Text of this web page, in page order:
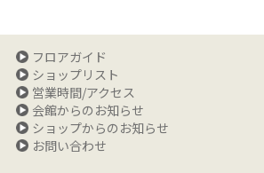
フロアガイド
ショップリスト
営業時間/アクセス
会館からのお知らせ
ショップからのお知らせ
お問い合わせ